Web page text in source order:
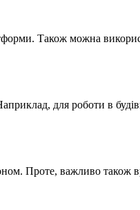
Також можна
для роботи в
Проте, важливо також